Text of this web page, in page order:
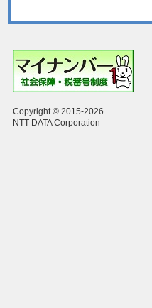
Copyright © 2015-2026
NTT DATA Corporation